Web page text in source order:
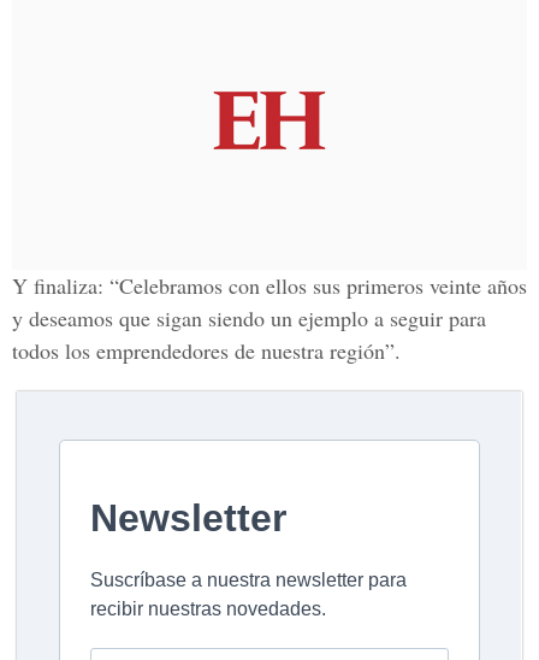
Y finaliza: “Celebramos con ellos sus primeros veinte años
y deseamos que sigan siendo un ejemplo a seguir para
todos los emprendedores de nuestra región”.